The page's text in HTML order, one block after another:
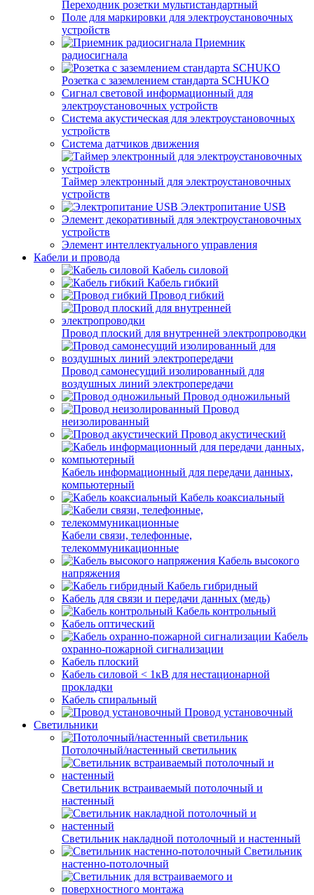
Переходник розетки мультистандартный
Поле для маркировки для электроустановочных
устройств
Приемник
радиосигнала
Розетка с заземлением стандарта SCHUKO
Сигнал световой информационный для
электроустановочных устройств
Система акустическая для электроустановочных
устройств
Система датчиков движения
Таймер электронный для электроустановочных
устройств
Электропитание USB
Элемент декоративный для электроустановочных
устройств
Элемент интеллектуального управления
Кабели и провода
Кабель силовой
Кабель гибкий
Провод гибкий
Провод плоский для внутренней электропроводки
Провод самонесущий изолированный для
воздушных линий электропередачи
Провод одножильный
Провод
неизолированный
Провод акустический
Кабель информационный для передачи данных,
компьютерный
Кабель коаксиальный
Кабели связи, телефонные,
телекоммуникационные
Кабель высокого
напряжения
Кабель гибридный
Кабель для связи и передачи данных (медь)
Кабель контрольный
Кабель оптический
Кабель
охранно-пожарной сигнализации
Кабель плоский
Кабель силовой < 1кВ для нестационарной
прокладки
Кабель спиральный
Провод установочный
Светильники
Потолочный/настенный светильник
Светильник встраиваемый потолочный и
настенный
Светильник накладной потолочный и настенный
Светильник
настенно-потолочный